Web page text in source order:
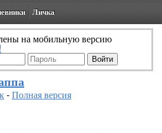
Личка
на мобильную версию
-Полная версия